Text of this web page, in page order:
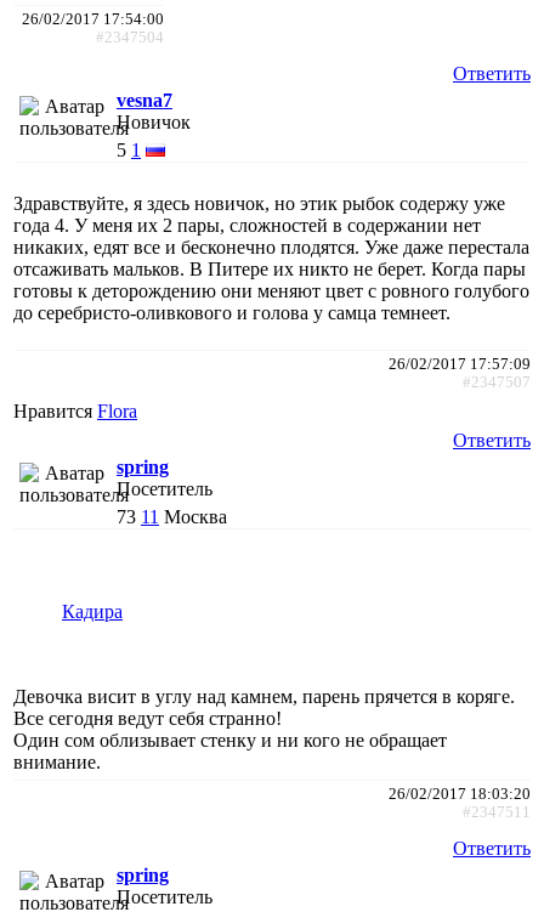
26/02/2017 17:54:00
#2347504
Ответить
vesna7
Новичок
5 1
Здравствуйте, я здесь новичок, но этик рыбок содержу уже
года 4. У меня их 2 пары, сложностей в содержании нет
никаких, едят все и бесконечно плодятся. Уже даже перестала
отсаживать мальков. В Питере их никто не берет. Когда пары
готовы к деторождению они меняют цвет с ровного голубого
до серебристо-оливкового и голова у самца темнеет.
26/02/2017 17:57:09
#2347507
Нравится Flora
Ответить
spring
Посетитель
73 11 Москва
Кадира
Девочка висит в углу над камнем, парень прячется в коряге.
Все сегодня ведут себя странно!
Один сом облизывает стенку и ни кого не обращает
внимание.
26/02/2017 18:03:20
#2347511
Ответить
spring
Посетитель